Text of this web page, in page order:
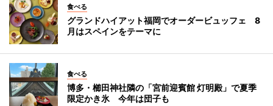
食べる
グランドハイアット福岡でオーダービュッフェ 8
月はスペインをテーマに
食べる
博多・櫛田神社隣の「宮前迎賓館 灯明殿」で夏季
限定かき氷 今年は団子も